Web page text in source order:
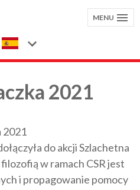
MENU
2021
2021
do akcji Szlachetna
w ramach CSR jest
i propagowanie pomocy